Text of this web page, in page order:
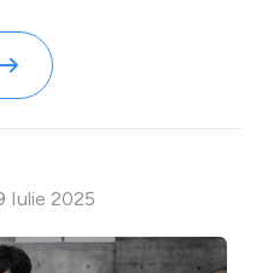
Iulie 2025